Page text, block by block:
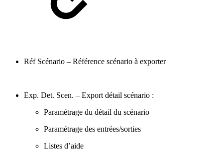
Réf Scénario – Référence scénario à exporter
Exp. Det. Scen. – Export détail scénario :
Paramétrage du détail du scénario
Paramétrage des entrées/sorties
Listes d’aide